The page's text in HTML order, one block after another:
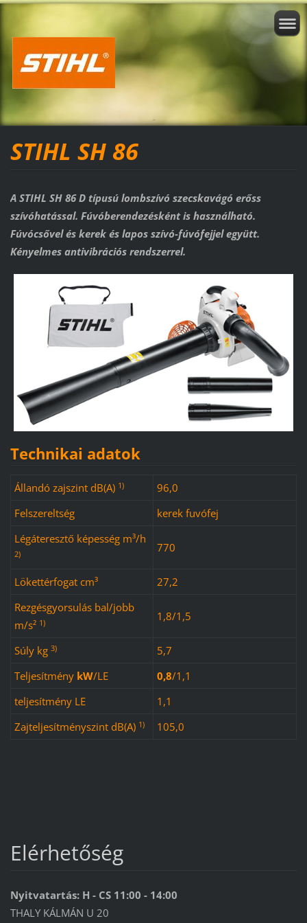
STIHL SH 86
A STIHL SH 86 D típusú lombszívó szecskavágó erőss
szívóhatással. Fúvóberendezésként is használható.
Fúvócsővel és kerek és lapos szívó-fúvófejjel együtt.
Kényelmes antivibrációs rendszerrel.
Technikai adatok
Állandó zajszint dB(A) 1)
96,0
Felszereltség
kerek fuvófej
Légáteresztő képesség m³/h
2) 770
Lökettérfogat cm³
27,2
Rezgésgyorsulás bal/jobb
m/s² 1) 1,8/1,5
Súly kg 3)
5,7
Teljesítmény kW/LE 0,8/1,1
teljesítmény LE
1,1
Zajteljesítményszint dB(A) 1) 105,0
Elérhetőség
Nyitvatartás: H - CS 11:00 - 14:00
THALY KÁLMÁN U 20